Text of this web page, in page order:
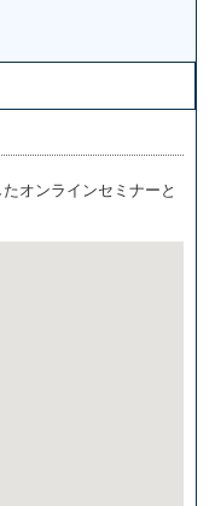
オンラインセミナーと